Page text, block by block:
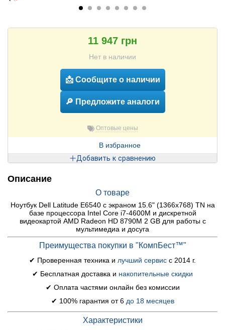
11 947 грн
Нет в наличии
📩 Сообщите о наличии
🔎 Предложите аналоги
Оптовые цены
В избранное
Добавить к сравнению
Описание
О товаре
Ноутбук Dell Latitude E6540 c экраном 15.6" (1366x768) TN на
базе процессора Intel Core i7-4600M и дискретной
видеокартой AMD Radeon HD 8790M 2 GB для работы с
мультимедиа и досуга
Преимущества покупки в "КомпБест™"
✔ Проверенная техника и лучший сервис с 2014 г.
✔ Бесплатная доставка и накопительные скидки
✔ Оплата частями онлайн без комиссии
✔ 100% гарантия от 6 до 18 месяцев
Характеристики